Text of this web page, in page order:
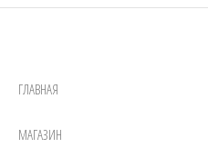
ГЛАВНАЯ
МАГАЗИН